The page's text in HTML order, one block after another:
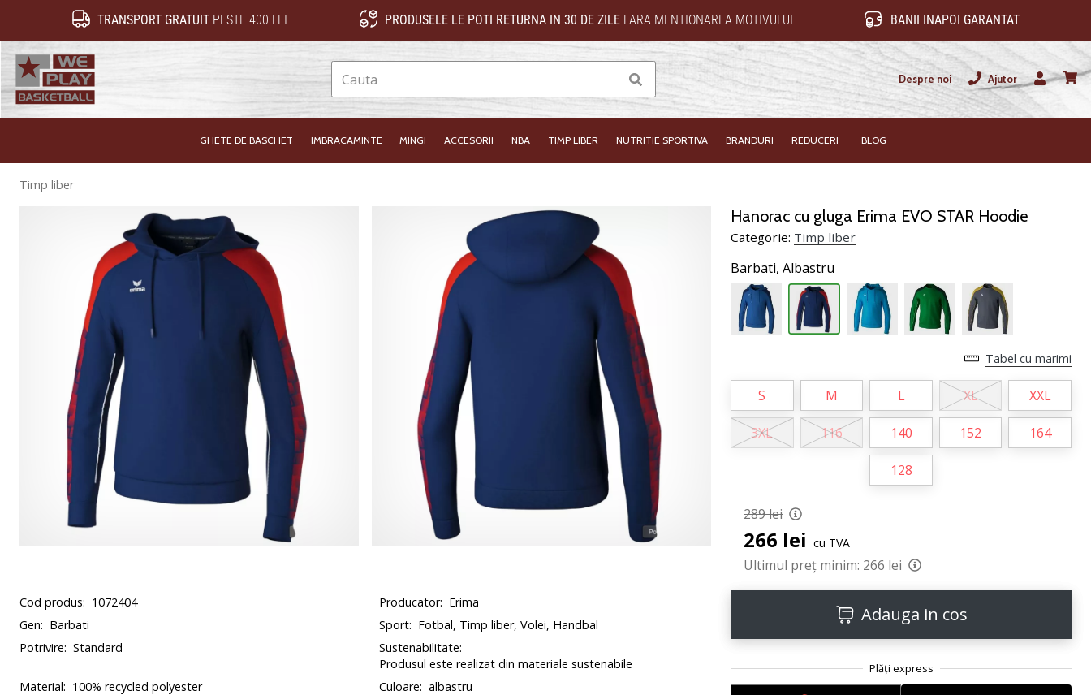
TRANSPORT GRATUITPESTE 400 LEI PRODUSELE LE POTI RETURNA IN 30 DE ZILEFARA MENTIONAREA MOTIVULUI BANII INAPOI GARANTAT
Cauta Despre noi
Ajutor
Utilizator
GHETE DE BASCHET IMBRACAMINTE MINGI ACCESORII NBA TIMP LIBER NUTRITIE SPORTIVA BRANDURI REDUCERI BLOG
Timp liber
Hanorac cu gluga Erima EVO STAR Hoodie
Categorie: Timp liber
Barbati, Albastru
Tabel cu marimi
S M L XL XXL
3XL 116 140 152 164
128
289 lei
266 lei cu TVA
Ultimul preț minim: 266 lei
Adauga in cos
Cod produs: 1072404 Producator: Erima
Gen: Barbati Sport: Fotbal, Timp liber, Volei, Handbal
Potrivire: Standard
Sustenabilitate:
Produsul este realizat din materiale sustenabile
Material: 100% recycled polyester Culoare: albastru